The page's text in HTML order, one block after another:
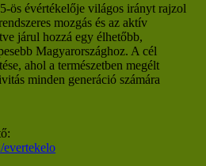
ös évértékelője világos irányt rajzol
mozgás és az aktív
járul hozzá egy élhetőbb,
Magyarországhoz. A cél
ahol a természetben megélt
minden generáció számára
evertekelo